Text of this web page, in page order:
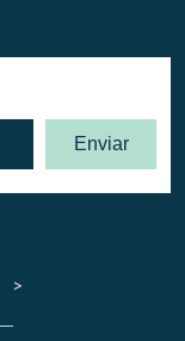
Enviar